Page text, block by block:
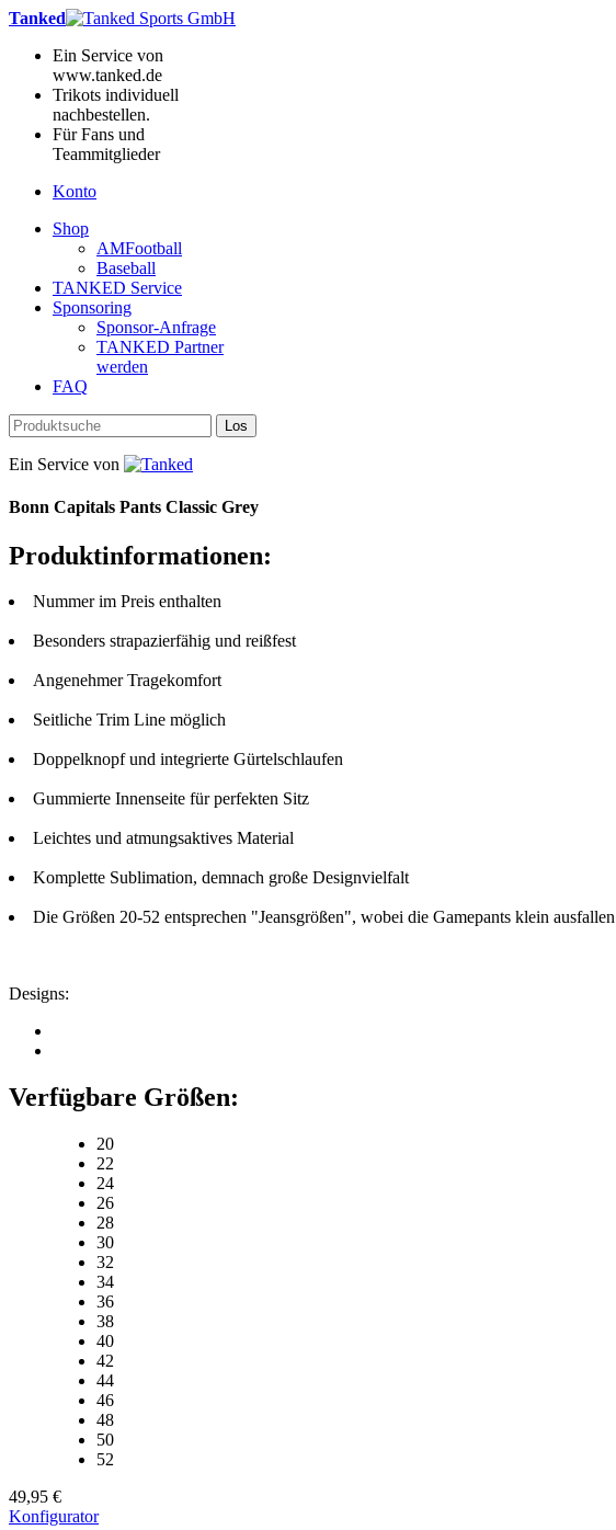
Tanked
Ein Service von
www.tanked.de
Trikots individuell
nachbestellen.
Für Fans und
Teammitglieder
Konto
Shop
AMFootball
Baseball
TANKED Service
Sponsoring
Sponsor-Anfrage
TANKED Partner
werden
FAQ
Los
Ein Service von
Bonn Capitals Pants Classic Grey
Produktinformationen:
Nummer im Preis enthalten
Besonders strapazierfähig und reißfest
Angenehmer Tragekomfort
Seitliche Trim Line möglich
Doppelknopf und integrierte Gürtelschlaufen
Gummierte Innenseite für perfekten Sitz
Leichtes und atmungsaktives Material
Komplette Sublimation, demnach große Designvielfalt
Die Größen 20-52 entsprechen "Jeansgrößen", wobei die Gamepants klein ausfallen
Designs:
Verfügbare Größen:
20
22
24
26
28
30
32
34
36
38
40
42
44
46
48
50
52
49,95 €
Konfigurator